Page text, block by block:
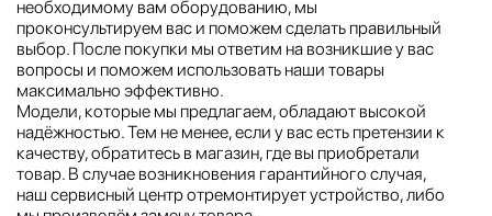
необходимому вам оборудованию, мы
проконсультируем вас и поможем сделать правильный
выбор. После покупки мы ответим на возникшие у вас
вопросы и поможем использовать наши товары
максимально эффективно.
Модели, которые мы предлагаем, обладают высокой
надёжностью. Тем не менее, если у вас есть претензии к
качеству, обратитесь в магазин, где вы приобретали
товар. В случае возникновения гарантийного случая,
наш сервисный центр отремонтирует устройство, либо